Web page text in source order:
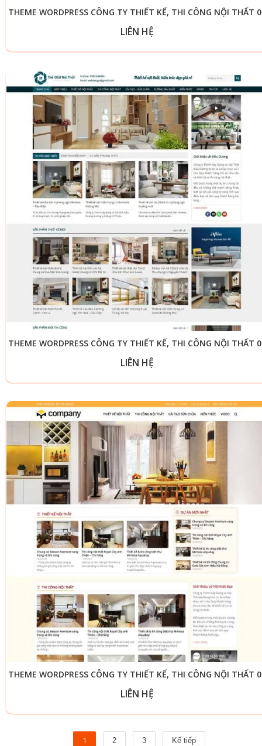
THEME WORDPRESS CÔNG TY THIẾT KẾ, THI CÔNG NỘI THẤT
LIÊN HỆ
THEME WORDPRESS CÔNG TY THIẾT KẾ, THI CÔNG NỘI THẤT
LIÊN HỆ
THEME WORDPRESS CÔNG TY THIẾT KẾ, THI CÔNG NỘI THẤT
LIÊN HỆ
1 2 3 Kế tiếp